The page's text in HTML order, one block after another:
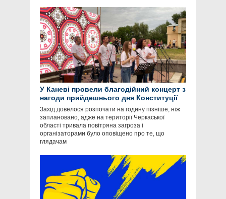
У Каневі провели благодійний концерт з
нагоди прийдешнього дня Конституції
Захід довелося розпочати на годину пізніше, ніж
заплановано, адже на території Черкаської
області тривала повітряна загроза і
організаторами було оповіщено про те, що
глядачам